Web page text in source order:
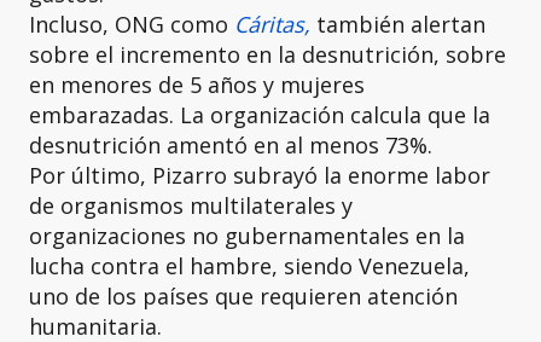
Incluso, ONG como Cáritas, también alertan
sobre el incremento en la desnutrición, sobre
en menores de 5 años y mujeres
embarazadas. La organización calcula que la
desnutrición amentó en al menos 73%.
Por último, Pizarro subrayó la enorme labor
de organismos multilaterales y
organizaciones no gubernamentales en la
lucha contra el hambre, siendo Venezuela,
uno de los países que requieren atención
humanitaria.